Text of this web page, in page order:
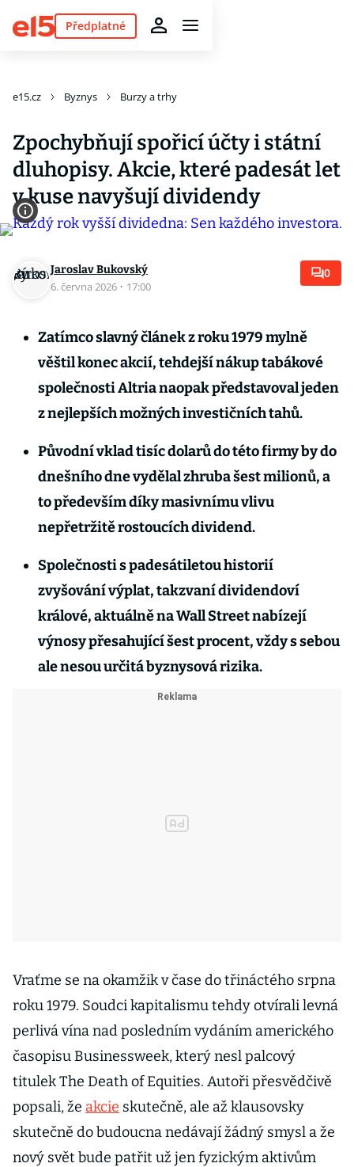
Předplatné
e15.cz Byznys Burzy a trhy
Zpochybňují spořicí účty i státní
dluhopisy. Akcie, které padesát let
v kuse navyšují dividendy
Jaroslav Bukovský
6. června 2026 · 17:00
0
Zatímco slavný článek z roku 1979 mylně
věštil konec akcií, tehdejší nákup tabákové
společnosti Altria naopak představoval jeden
z nejlepších možných investičních tahů.
Původní vklad tisíc dolarů do této firmy by do
dnešního dne vydělal zhruba šest milionů, a
to především díky masivnímu vlivu
nepřetržitě rostoucích dividend.
Společnosti s padesátiletou historií
zvyšování výplat, takzvaní dividendoví
králové, aktuálně na Wall Street nabízejí
výnosy přesahující šest procent, vždy s sebou
ale nesou určitá byznysová rizika.
Vraťme se na okamžik v čase do třináctého srpna
roku 1979. Soudci kapitalismu tehdy otvírali levná
perlivá vína nad posledním vydáním amerického
časopisu Businessweek, který nesl palcový
titulek The Death of Equities. Autoři přesvědčivě
popsali, že akcie skutečně, ale až klausovsky
skutečně do budoucna nedávají žádný smysl a že
nový svět bude patřit už jen fyzickým aktivům